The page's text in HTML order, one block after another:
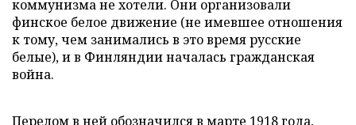
коммунизма не хотели. Они организовали
финское белое движение (не имевшее отношения
к тому, чем занимались в это время русские
белые), и в Финляндии началась гражданская
война.
Перелом в ней обозначился в марте 1918 года,